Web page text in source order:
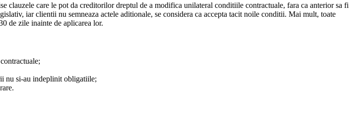
clauzele care le pot da creditorilor dreptul de a modifica unilateral conditiile contractuale, fara ca anterior sa fi
iar clientii nu semneaza actele aditionale, se considera ca accepta tacit noile conditii. Mai mult, toate
de zile inainte de aplicarea lor.
nu si-au indeplinit obligatiile;